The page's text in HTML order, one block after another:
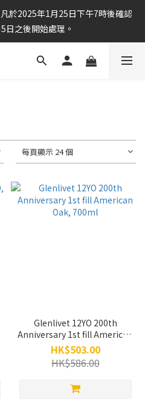
滿$800元即可免運費
於2025年1月25日下午7時後確認
日之後開始處理。
滿$800元即可免運費
每頁顯示 24 個
Glenlivet 12YO 200th
Anniversary 1st fill American
Oak, 700ml
HK$503.00
HK$586.00